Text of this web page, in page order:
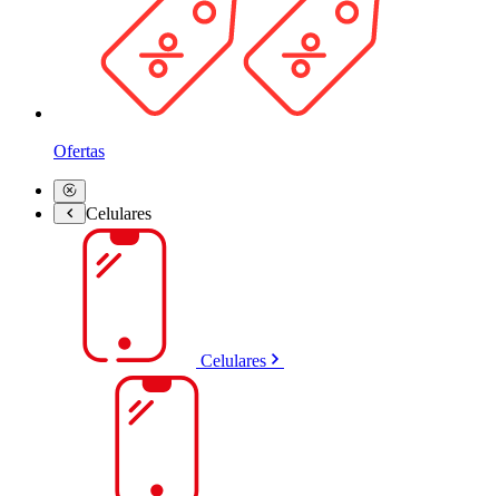
Ofertas
Celulares
Celulares